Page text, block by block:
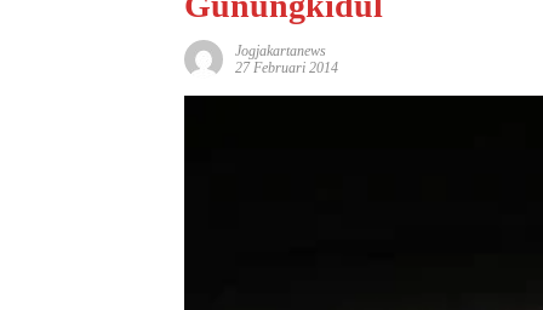
Jogjakartanews
27 Februari 2014